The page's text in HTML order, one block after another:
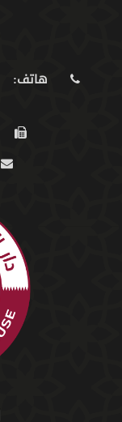
هاتف: